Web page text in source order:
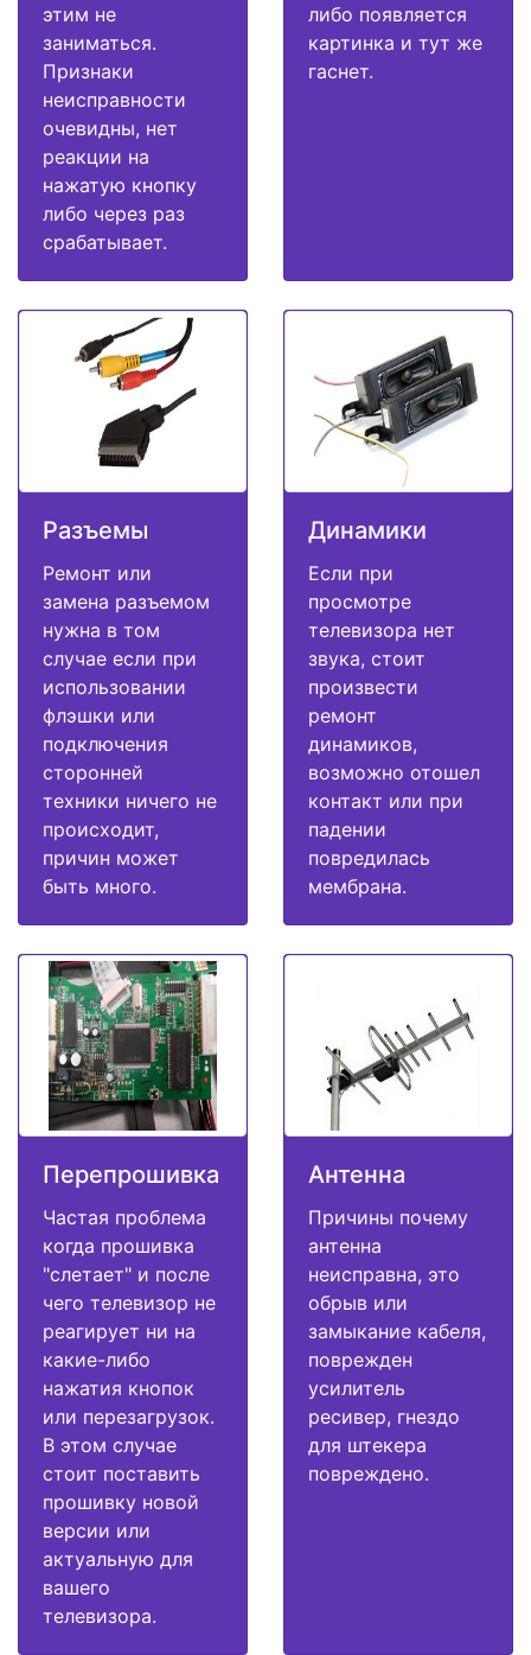
этим не
заниматься.
Признаки
неисправности
очевидны, нет
реакции на
нажатую кнопку
либо через раз
срабатывает.
либо появляется
картинка и тут же
гаснет.
Разъемы
Ремонт или
замена разъемом
нужна в том
случае если при
использовании
флэшки или
подключения
сторонней
техники ничего не
происходит,
причин может
быть много.
Динамики
Если при
просмотре
телевизора нет
звука, стоит
произвести
ремонт
динамиков,
возможно отошел
контакт или при
падении
повредилась
мембрана.
Перепрошивка
Частая проблема
когда прошивка
"слетает" и после
чего телевизор не
реагирует ни на
какие-либо
нажатия кнопок
или перезагрузок.
В этом случае
стоит поставить
прошивку новой
версии или
актуальную для
вашего
телевизора.
Антенна
Причины почему
антенна
неисправна, это
обрыв или
замыкание кабеля,
поврежден
усилитель
ресивер, гнездо
для штекера
повреждено.